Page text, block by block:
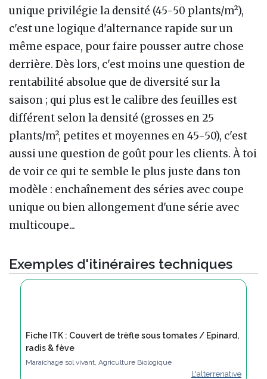
unique privilégie la densité (45-50 plants/m²),
c'est une logique d'alternance rapide sur un
même espace, pour faire pousser autre chose
derrière. Dès lors, c'est moins une question de
rentabilité absolue que de diversité sur la
saison ; qui plus est le calibre des feuilles est
différent selon la densité (grosses en 25
plants/m², petites et moyennes en 45-50), c'est
aussi une question de goût pour les clients. À toi
de voir ce qui te semble le plus juste dans ton
modèle : enchaînement des séries avec coupe
unique ou bien allongement d'une série avec
multicoupe...
Exemples d'itinéraires techniques
Fiche ITK : Couvert de trèfle sous tomates / Epinard,
radis & fève
Maraîchage sol vivant, Agriculture Biologique
L'alterrenative